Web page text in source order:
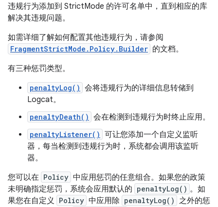
违规行为添加到 StrictMode 的许可名单中，直到相应的库
解决其违规问题。
如需详细了解如何配置其他违规行为，请参阅
FragmentStrictMode.Policy.Builder 的文档。
有三种惩罚类型。
penaltyLog() 会将违规行为的详细信息转储到
Logcat。
penaltyDeath() 会在检测到违规行为时终止应用。
penaltyListener() 可让您添加一个自定义监听
器，每当检测到违规行为时，系统都会调用该监听
器。
您可以在 Policy 中应用惩罚的任意组合。如果您的政策
未明确指定惩罚，系统会应用默认的 penaltyLog() 。如
果您在自定义 Policy 中应用除 penaltyLog() 之外的惩